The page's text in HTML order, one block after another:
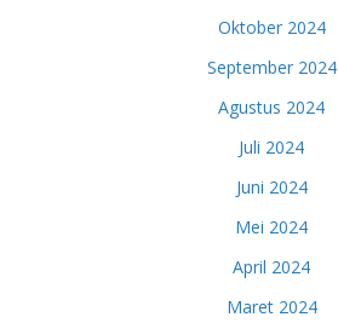
Oktober 2024
September 2024
Agustus 2024
Juli 2024
Juni 2024
Mei 2024
April 2024
Maret 2024